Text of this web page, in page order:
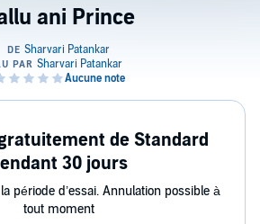
ani Prince
de Standard
30 jours
période d’essai. Annulation possible à
tout moment